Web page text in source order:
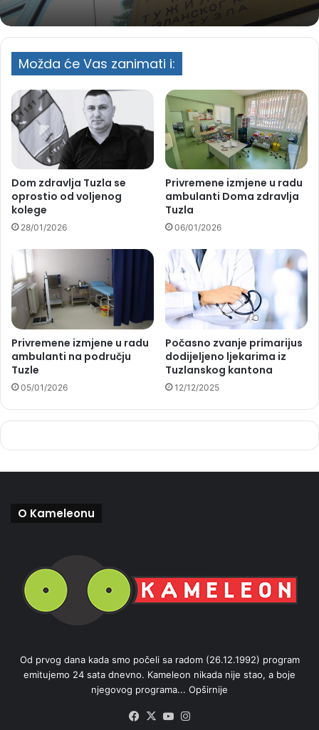
Možda će Vas zanimati i:
Dom zdravlja Tuzla se
oprostio od voljenog
kolege
28/01/2026
Privremene izmjene u radu
ambulanti Doma zdravlja
Tuzla
06/01/2026
Privremene izmjene u radu
ambulanti na području
Tuzle
05/01/2026
Počasno zvanje primarijus
dodijeljeno ljekarima iz
Tuzlanskog kantona
12/12/2025
O Kameleonu
Od prvog dana kada smo počeli sa radom (26.12.1992) program
emitujemo 24 sata dnevno. Kameleon nikada nije stao, a boje
njegovog programa... Opširnije
Facebook
X YouTube